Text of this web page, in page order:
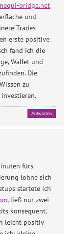
bridge.net
und
Trades
erste positive
fand ich die
Wallet und
Die
zu
Antworten
fürs
lohne sich
startete ich
, ließ nur zwei
konsequent.
leicht positiv